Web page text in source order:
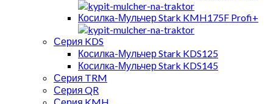
Косилка-Мульчер Stark KMH175F Profi+
Серия KDS
Косилка-Мульчер Stark KDS125
Косилка-Мульчер Stark KDS145
Серия TRM
Серия QR